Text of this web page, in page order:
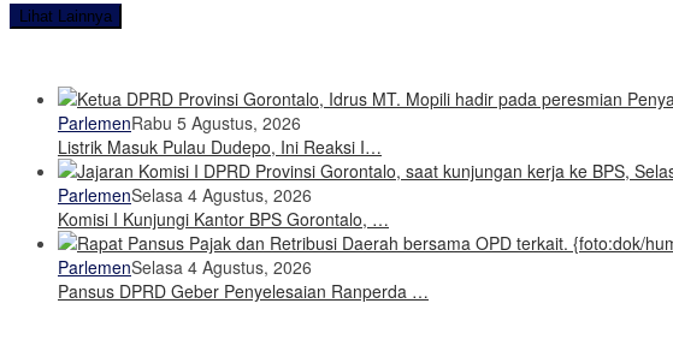
Lihat Lainnya
ParlemenRabu 5 Agustus, 2026
Listrik Masuk Pulau Dudepo, Ini Reaksi I…
ParlemenSelasa 4 Agustus, 2026
Komisi I Kunjungi Kantor BPS Gorontalo, …
ParlemenSelasa 4 Agustus, 2026
Pansus DPRD Geber Penyelesaian Ranperda …